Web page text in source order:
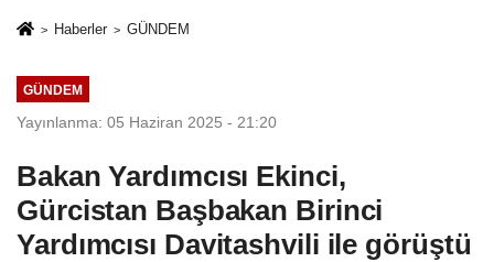
Haberler GÜNDEM
GÜNDEM
Yayınlanma: 05 Haziran 2025 - 21:20
Bakan Yardımcısı Ekinci,
Gürcistan Başbakan Birinci
Yardımcısı Davitashvili ile görüştü